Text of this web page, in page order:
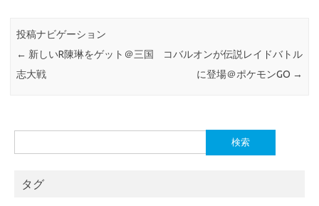
投稿ナビゲーション
← 新しいR陳琳をゲット＠三国
志大戦
コバルオンが伝説レイドバトル
に登場＠ポケモンGO →
索:
タグ